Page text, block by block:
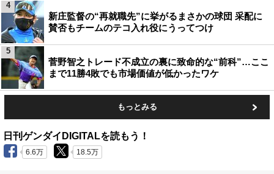
新庄監督の“再就職先”に挙がるまさかの球団 采配に
賛否もチームのテコ入れ役にうってつけ
4
菅野智之トレード不成立の裏に致命的な“前科”…ここ
まで11勝4敗でも市場価値が低かったワケ
5
もっとみる
日刊ゲンダイDIGITALを読もう！
6.6万 18.5万